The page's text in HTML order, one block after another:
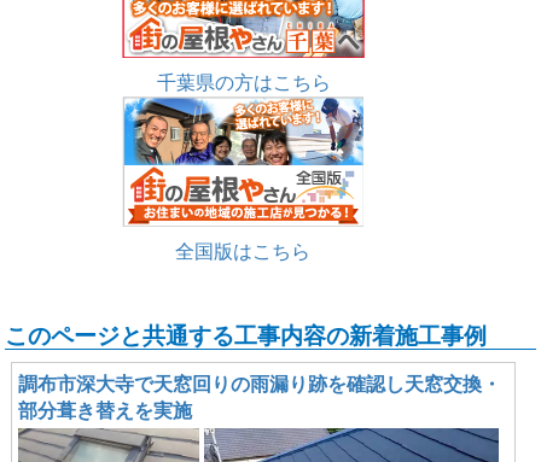
千葉県の方はこちら
全国版はこちら
このページと共通する工事内容の新着施工事例
調布市深大寺で天窓回りの雨漏り跡を確認し天窓交換・
部分葺き替えを実施